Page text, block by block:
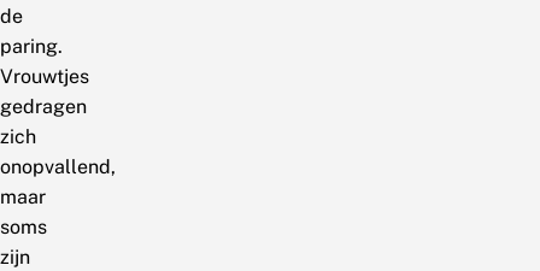
de
paring.
Vrouwtjes
gedragen
zich
onopvallend,
maar
soms
zijn